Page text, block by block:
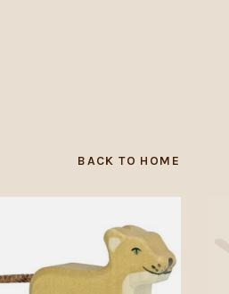
BACK TO HOME